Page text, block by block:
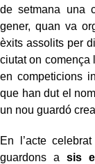
de setmana una
gener, quan va
èxits assolits per
ciutat on comença
en competicions
que han dut el
un nou guardó
En l’acte
guardons a sis